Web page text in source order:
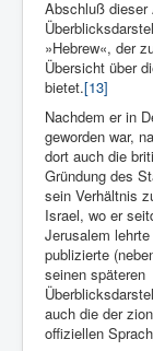
Abschluß dieser
»Hebrew«, der
Übersicht über
bietet.[13]
Nachdem er in
geworden war,
dort auch die
Gründung des
sein Verhältnis
Israel, wo er
Jerusalem
publizierte
seinen
auch die der
offiziellen